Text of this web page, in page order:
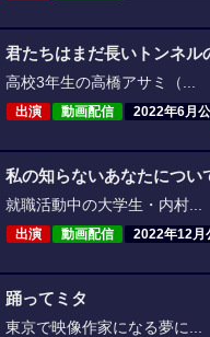
君たちはまだ長いトンネル
高校3年生の高橋アサミ（...
出演 動画配信 2022年6月
私の知らないあなたについ
就職活動中の大学生・内村...
出演 動画配信 2022年12月
踊ってミタ
東京で映像作家になる夢に...